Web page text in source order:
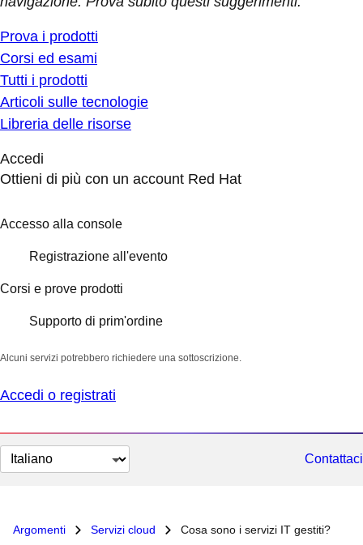
Prova i prodotti
Corsi ed esami
Tutti i prodotti
Articoli sulle tecnologie
Libreria delle risorse
Accedi
Ottieni di più con un account Red Hat
Accesso alla console
Registrazione all'evento
Corsi e prove prodotti
Supporto di prim'ordine
Alcuni servizi potrebbero richiedere una sottoscrizione.
Accedi o registrati
Cambia
lingua
Contattaci
Argomenti Servizi cloud Cosa sono i servizi IT gestiti?